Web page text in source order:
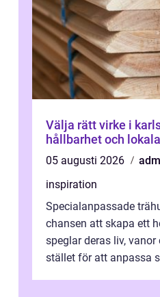
Välja rätt virke i karlskrona
hållbarhet och
05 augusti 2026
inspiration
Specialanpassade
chansen att skapa ett
speglar deras liv, vanor
stället för att anpassa